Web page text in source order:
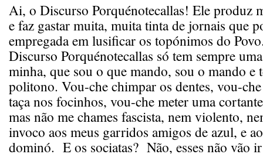
Ai, o Discurso Porquénotecallas! Ele produz
e faz gastar muita, muita tinta de jornais que
empregada em lusificar os topónimos do
Discurso Porquénotecallas só tem sempre
minha, que sou o que mando, sou o mando e
politono. Vou-che chimpar os dentes, vou-
taça nos focinhos, vou-che meter uma
mas não me chames fascista, nem violento,
invoco aos meus garridos amigos de azul, e
dominó. E os sociatas? Não, esses não vão